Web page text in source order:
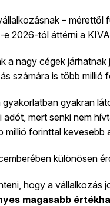
– mérettől
e 2026-tól áttérni a
a nagy cégek
számára is több millió
gyakorlatban gyakran
adót, mert senki nem
millió forinttal kevesebb
különösen
hogy a vállalkozás
magasabb